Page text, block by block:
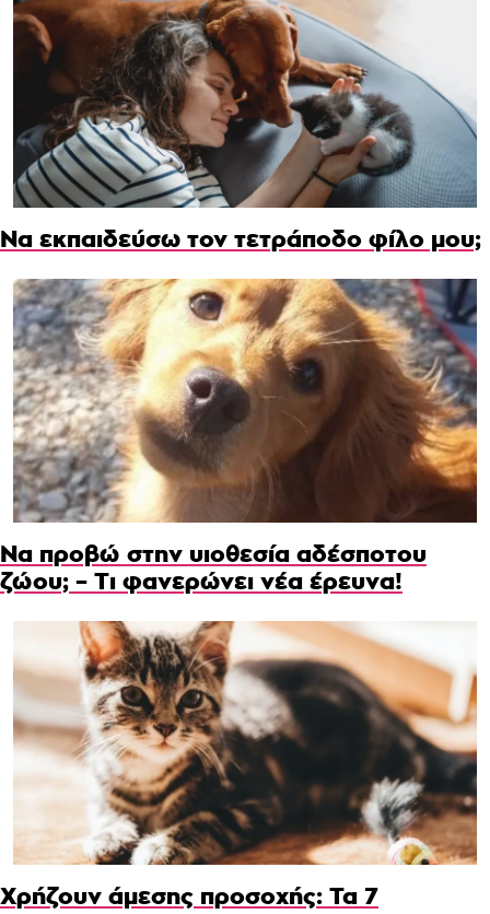
Να εκπαιδεύσω τον τετράποδο φίλο μου;
Να προβώ στην υιοθεσία αδέσποτου
ζώου; – Τι φανερώνει νέα έρευνα!
Χρήζουν άμεσης προσοχής: Τα 7